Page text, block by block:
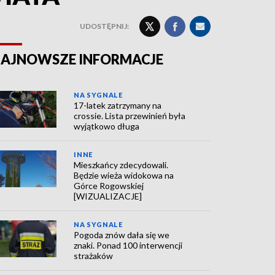
UDOSTĘPNIJ:
INFORMACJE
NA SYGNALE
17-latek zatrzymany na
crossie. Lista przewinień była
wyjątkowo długa
INNE
Mieszkańcy zdecydowali.
Będzie wieża widokowa na
Górce Rogowskiej
[WIZUALIZACJE]
NA SYGNALE
Pogoda znów dała się we
znaki. Ponad 100 interwencji
strażaków